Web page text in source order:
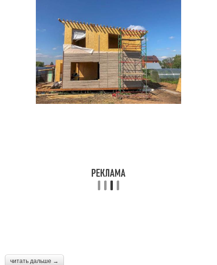
читать дальше →